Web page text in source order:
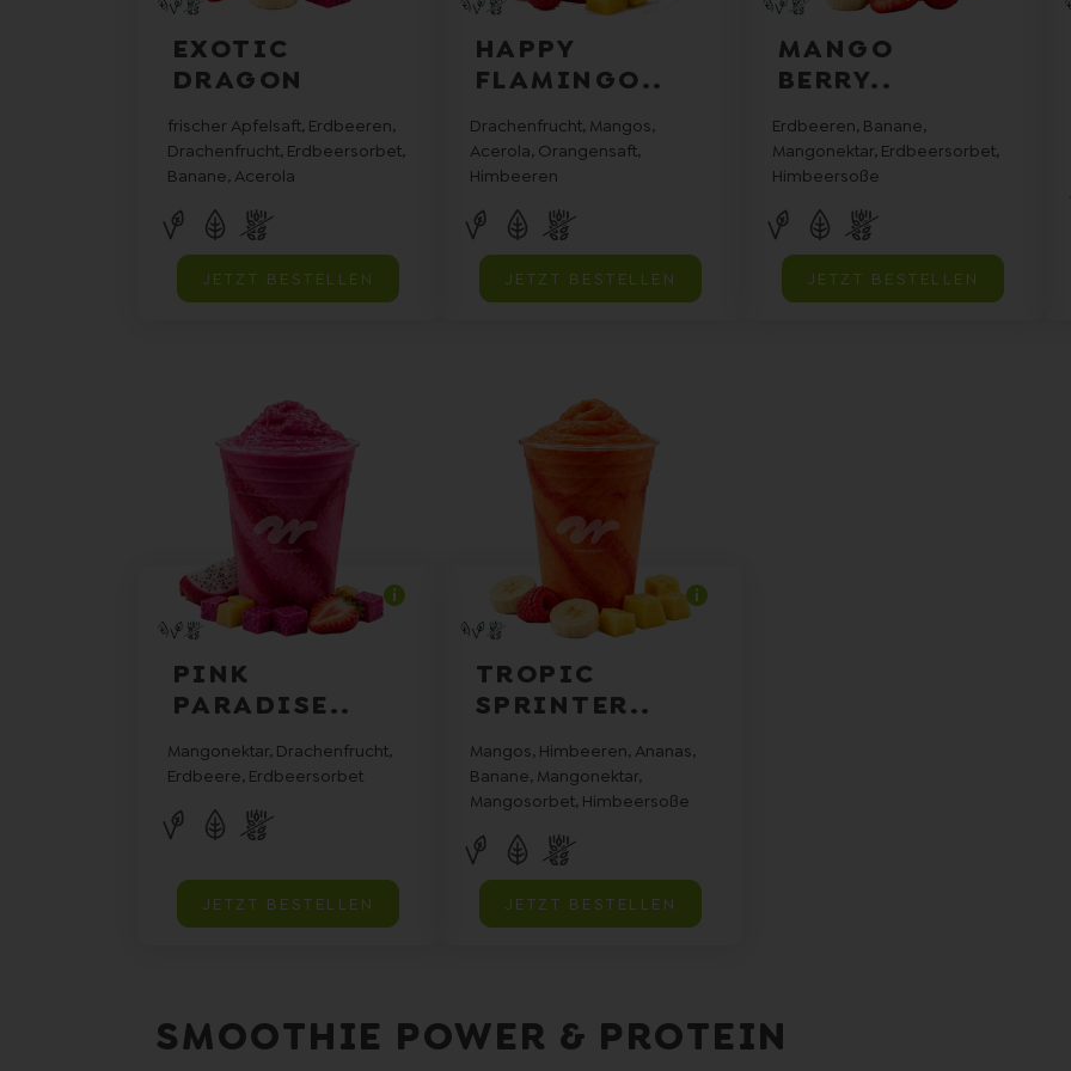
EXOTIC
DRAGON
frischer Apfelsaft, Erdbeeren,
Drachenfrucht, Erdbeersorbet,
Banane, Acerola
JETZT BESTELLEN
HAPPY
FLAMINGO..
Drachenfrucht, Mangos,
Acerola, Orangensaft,
Himbeeren
JETZT BESTELLEN
MANGO
BERRY..
Erdbeeren, Banane,
Mangonektar, Erdbeersorbet,
Himbeersoße
JETZT BESTELLEN
PINK
PARADISE..
Mangonektar, Drachenfrucht,
Erdbeere, Erdbeersorbet
JETZT BESTELLEN
TROPIC
SPRINTER..
Mangos, Himbeeren, Ananas,
Banane, Mangonektar,
Mangosorbet, Himbeersoße
JETZT BESTELLEN
SMOOTHIE POWER & PROTEIN